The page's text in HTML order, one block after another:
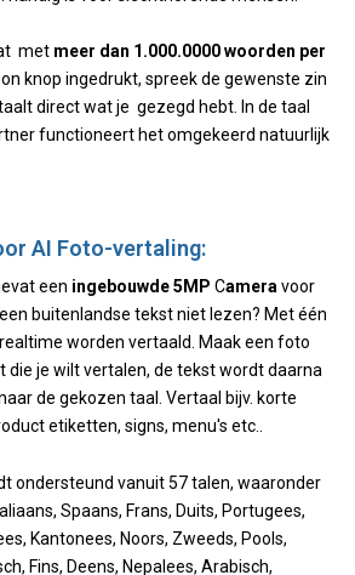
met meer dan 1.000.0000 woorden per
knop ingedrukt, spreek de gewenste zin
direct wat je gezegd hebt. In de taal
functioneert het omgekeerd natuurlijk
AI Foto-vertaling:
een ingebouwde 5MP Camera voor
buitenlandse tekst niet lezen? Met één
worden vertaald. Maak een foto
die je wilt vertalen, de tekst wordt daarna
de gekozen taal. Vertaal bijv. korte
etiketten, signs, menu's etc..
ondersteund vanuit 57 talen, waaronder
Spaans, Frans, Duits, Portugees,
Kantonees, Noors, Zweeds, Pools,
Fins, Deens, Nepalees, Arabisch,